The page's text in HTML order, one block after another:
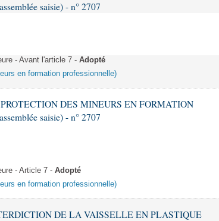
saisie) - n° 2707
- Avant l'article 7 - Adopté
en formation professionnelle)
DES MINEURS EN FORMATION
saisie) - n° 2707
- Article 7 - Adopté
en formation professionnelle)
DE LA VAISSELLE EN PLASTIQUE